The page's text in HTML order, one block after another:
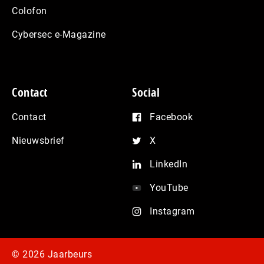
Colofon
Cybersec e-Magazine
Contact
Contact
Nieuwsbrief
Social
Facebook
X
LinkedIn
YouTube
Instagram
© 2026 Jaarbeurs